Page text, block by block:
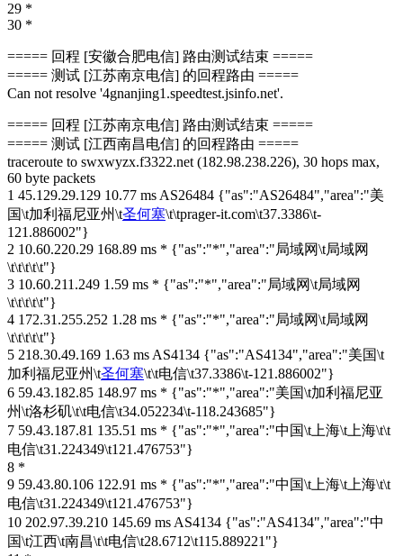
29 *
30 *
===== 回程 [安徽合肥电信] 路由测试结束 =====
===== 测试 [江苏南京电信] 的回程路由 =====
Can not resolve '4gnanjing1.speedtest.jsinfo.net'.
===== 回程 [江苏南京电信] 路由测试结束 =====
===== 测试 [江西南昌电信] 的回程路由 =====
traceroute to swxwyzx.f3322.net (182.98.238.226), 30 hops max,
60 byte packets
1 45.129.29.129 10.77 ms AS26484 {"as":"AS26484","area":"美
国\t加利福尼亚州\t圣何塞\t\tprager-it.com\t37.3386\t-
121.886002"}
2 10.60.220.29 168.89 ms * {"as":"*","area":"局域网\t局域网
\t\t\t\t\t"}
3 10.60.211.249 1.59 ms * {"as":"*","area":"局域网\t局域网
\t\t\t\t\t"}
4 172.31.255.252 1.28 ms * {"as":"*","area":"局域网\t局域网
\t\t\t\t\t"}
5 218.30.49.169 1.63 ms AS4134 {"as":"AS4134","area":"美国\t
加利福尼亚州\t圣何塞\t\t电信\t37.3386\t-121.886002"}
6 59.43.182.85 148.97 ms * {"as":"*","area":"美国\t加利福尼亚
州\t洛杉矶\t\t电信\t34.052234\t-118.243685"}
7 59.43.187.81 135.51 ms * {"as":"*","area":"中国\t上海\t上海\t\t
电信\t31.224349\t121.476753"}
8 *
9 59.43.80.106 122.91 ms * {"as":"*","area":"中国\t上海\t上海\t\t
电信\t31.224349\t121.476753"}
10 202.97.39.210 145.69 ms AS4134 {"as":"AS4134","area":"中
国\t江西\t南昌\t\t电信\t28.6712\t115.889221"}